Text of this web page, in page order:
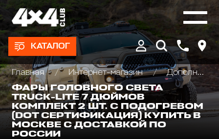
КАТАЛОГ
Главная Интернет-магазин
Дополнительные фары : Светодиодные, Галогеновые , Ксеноновые
ФАРЫ ГОЛОВНОГО СВЕТА
TRUCK-LITE 7 ДЮЙМОВ
КОМПЛЕКТ 2 ШТ. С ПОДОГРЕВОМ
(DOT СЕРТИФИКАЦИЯ) КУПИТЬ В
МОСКВЕ С ДОСТАВКОЙ ПО
РОССИИ